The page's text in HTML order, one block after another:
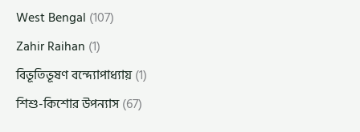
West Bengal (107)
Zahir Raihan (1)
বিভূতিভূষণ বন্দ্যোপাধ্যায়(1)
শিশু-কিশোর উপন্যাস(67)